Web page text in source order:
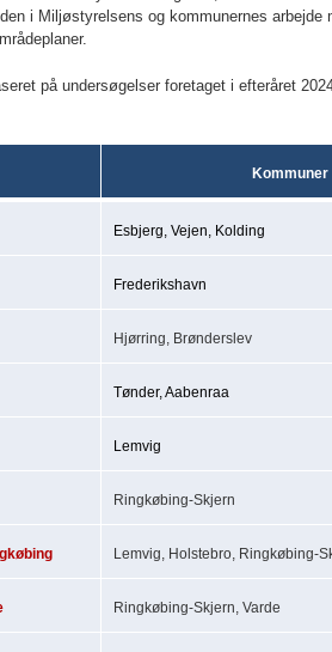
i Miljøstyrelsens og kommunernes arbejde
på undersøgelser foretaget i efteråret
Kommuner
Esbjerg, Vejen, Kolding
Frederikshavn
Hjørring, Brønderslev
Tønder, Aabenraa
Lemvig
Ringkøbing-Skjern
Lemvig, Holstebro, Ringkøbing-
Ringkøbing-Skjern, Varde